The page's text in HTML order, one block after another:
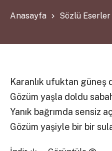
Anasayfa Sözlü Eserler
Karanlık ufuktan güneş
Gözüm yaşla doldu
Yanık bağrımda sensiz
Gözüm yaşiyle bir bir